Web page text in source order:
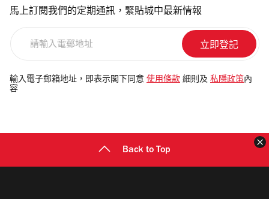
馬上訂閱我們的定期通訊，緊貼城中最新情報
電
郵
輸入電子郵箱地址，即表示閣下同意 使用條款 細則及 私隱政策 內
容
Back to Top